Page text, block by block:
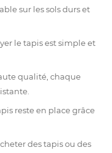
sur les sols durs et
le tapis est simple et
qualité, chaque
reste en place grâce
des tapis ou des